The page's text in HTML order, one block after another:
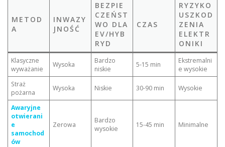
METOD
A
INWAZY
JNOŚĆ
BEZPIE
CZEŃST
WO DLA
EV/HYB
RYD
CZAS
RYZYKO
USZKOD
ZENIA
ELEKTR
ONIKI
Klasyczne
wyważanie
Wysoka
Bardzo
niskie
5-15 min
Ekstremalni
e wysokie
Straż
pożarna
Wysoka Niskie 30-90 min Wysokie
Awaryjne
otwierani
e
samochod
ów
Zerowa
Bardzo
wysokie
15-45 min Minimalne